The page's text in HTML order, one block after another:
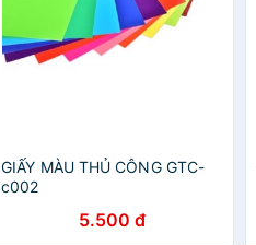
GIẤY MÀU THỦ CÔNG GTC-
c002
5.500 đ